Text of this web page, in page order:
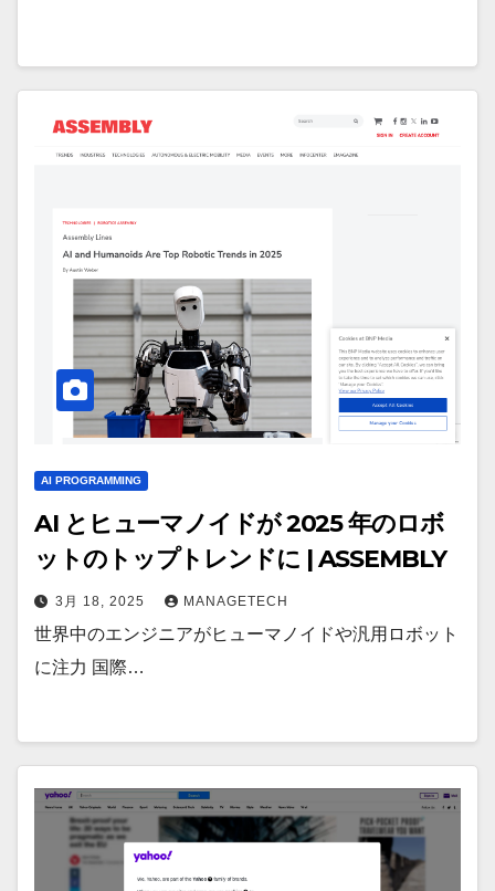
AI PROGRAMMING
AI とヒューマノイドが 2025 年のロボ
ットのトップトレンドに | ASSEMBLY
3月 18, 2025 MANAGETECH
世界中のエンジニアがヒューマノイドや汎用ロボット
に注力 国際…